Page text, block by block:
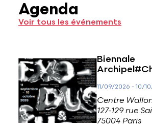
Agenda
Voir tous les événements
Biennale
11/09/2026 -10/
Centre
127-129 rue
75004 Paris